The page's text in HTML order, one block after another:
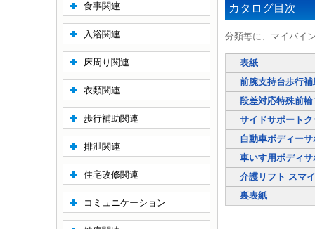
カタログ目次
分類毎に、マイバイ
表紙
前腕支持台歩行
段差対応特殊前
サイドサポート
自動車ボディー
車いす用ボディ
介護リフト スマ
裏表紙
食事関連
入浴関連
床周り関連
衣類関連
歩行補助関連
排泄関連
住宅改修関連
コミュニケーション